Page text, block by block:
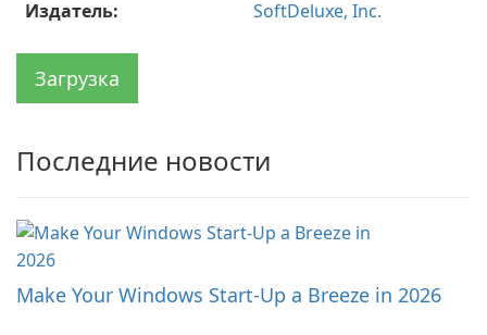
Издатель:
SoftDeluxe, Inc.
Загрузка
Последние новости
Make Your Windows Start-Up a Breeze in 2026